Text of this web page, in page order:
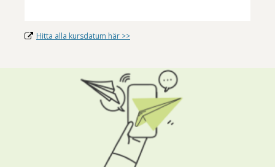
Hitta alla kursdatum här >>